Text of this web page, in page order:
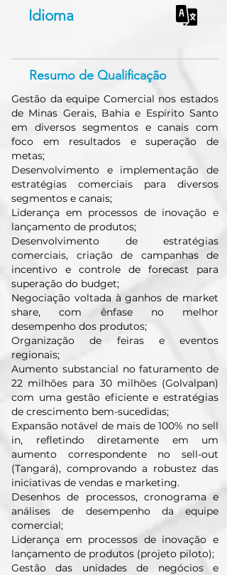
Idioma
Resumo de Qualificação
Gestão da equipe Comercial nos estados
de Minas Gerais, Bahia e Espírito Santo
em diversos segmentos e canais com
foco em resultados e superação de
metas;
Desenvolvimento e implementação de
estratégias comerciais para diversos
segmentos e canais;
Liderança em processos de inovação e
lançamento de produtos;
Desenvolvimento de estratégias
comerciais, criação de campanhas de
incentivo e controle de forecast para
superação do budget;
Negociação voltada à ganhos de market
share, com ênfase no melhor
desempenho dos produtos;
Organização de feiras e eventos
regionais;
Aumento substancial no faturamento de
22 milhões para 30 milhões (Golvalpan)
com uma gestão eficiente e estratégias
de crescimento bem-sucedidas;
Expansão notável de mais de 100% no sell
in, refletindo diretamente em um
aumento correspondente no sell-out
(Tangará), comprovando a robustez das
iniciativas de vendas e marketing.
Desenhos de processos, cronograma e
análises de desempenho da equipe
comercial;
Liderança em processos de inovação e
lançamento de produtos (projeto piloto);
Gestão das unidades de negócios e